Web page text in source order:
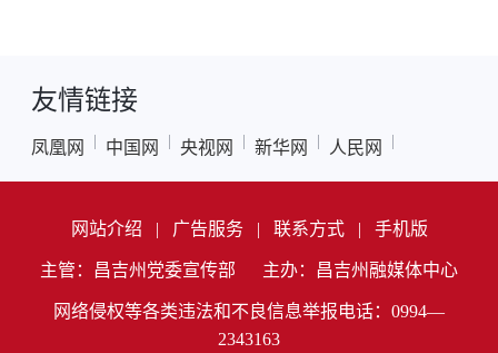
友情链接
凤凰网 中国网 央视网 新华网 人民网
网站介绍 | 广告服务 | 联系方式 | 手机版
主管：昌吉州党委宣传部 主办：昌吉州融媒体中心
网络侵权等各类违法和不良信息举报电话：0994—
2343163